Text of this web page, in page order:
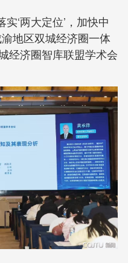
‘两大定位’，加快中
地区双城经济圈一体
经济圈智库联盟学术会